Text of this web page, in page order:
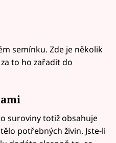
semínku. Zde je několik
to ho zařadit do
suroviny totiž obsahuje
potřebných živin. Jste-li